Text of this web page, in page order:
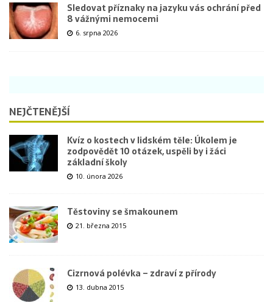
Sledovat příznaky na jazyku vás ochrání před
8 vážnými nemocemi
6. srpna 2026
NEJČTENĚJŠÍ
Kvíz o kostech v lidském těle: Úkolem je
zodpovědět 10 otázek, uspěli by i žáci
základní školy
10. února 2026
Těstoviny se šmakounem
21. března 2015
Cizrnová polévka – zdraví z přírody
13. dubna 2015